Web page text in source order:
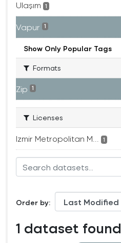
Ulaşım 1
Vapur 1
Show Only Popular Tags
Formats
Zip 1
Licenses
Izmir Metropolitan M... 1
Order by
1 dataset found